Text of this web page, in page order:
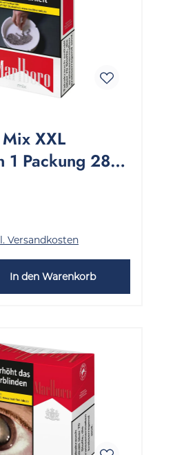
XXL
1 Packung 28
Versandkosten
In den Warenkorb